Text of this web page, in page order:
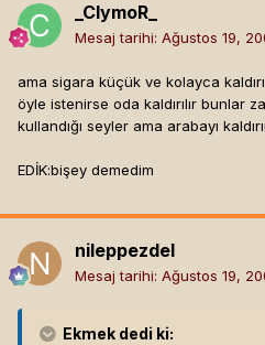
bakalım kime daha çok zarar
_ClymoR_
Mesaj tarihi: Ağustos 19,
ama sigara küçük ve kolayca
öyle istenirse oda kaldırılır bunlar
kullandığı seyler ama arabayı
EDİK:bişey demedim
nileppezdel
Mesaj tarihi: Ağustos 19,
Ekmek dedi ki: